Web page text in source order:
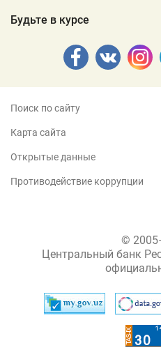
Будьте в курсе
Поиск по сайту
Карта сайта
Открытые данные
Противодействие коррупции
©
Центральный банк